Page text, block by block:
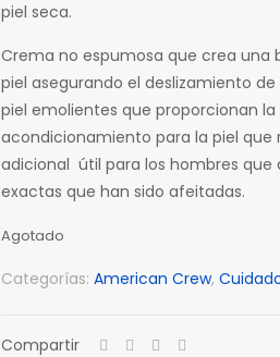
piel seca.
Crema no espumosa que crea una
piel asegurando el deslizamiento
piel emolientes que proporcionan
acondicionamiento para la piel que
adicional útil para los hombres que
exactas que han sido afeitadas.
Agotado
Categorías: American Crew,
Compartir